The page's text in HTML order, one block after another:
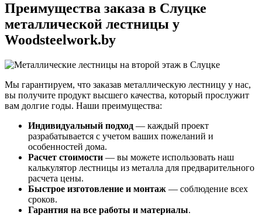
Преимущества заказа в Слуцке
металлической лестницы у
Woodsteelwork.by
Мы гарантируем, что заказав металлическую лестницу у нас,
вы получите продукт высшего качества, который прослужит
вам долгие годы. Наши преимущества:
Индивидуальный подход — каждый проект
разрабатывается с учетом ваших пожеланий и
особенностей дома.
Расчет стоимости — вы можете использовать наш
калькулятор лестницы из металла для предварительного
расчета цены.
Быстрое изготовление и монтаж — соблюдение всех
сроков.
Гарантия на все работы и материалы.